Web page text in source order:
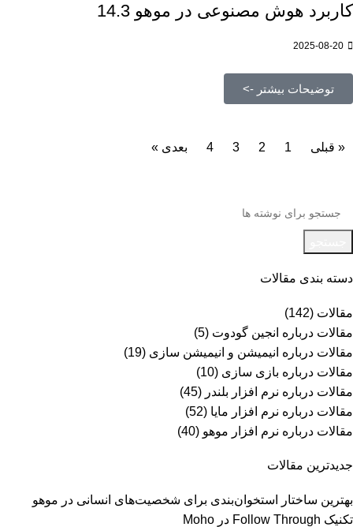
کاربرد هوش مصنوعی در موهو 14.3
توضیحات بیشتر ->
« قبلی 1
2
3
4 بعدی »
دسته بندی مقالات
مقالات (142)
مقالات درباره انجین گودوت (5)
مقالات درباره انیمیشن و انیمیشن سازی (19)
مقالات درباره بازی سازی (10)
مقالات درباره نرم افزار بلندر (45)
مقالات درباره نرم افزار مایا (52)
مقالات درباره نرم افزار موهو (40)
جدیدترین مقالات
بهترین ساختار استخوان‌بندی برای شخصیت‌های انسانی در موهو
تکنیک Follow Through در Moho